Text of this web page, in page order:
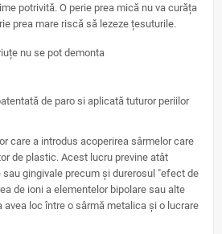
potrivită. O perie prea mică nu va curăța
prea mare riscă să lezeze țesuturile.
nu se pot demonta
de paro si aplicată tuturor periilor
care a introdus acoperirea sârmelor care
de plastic. Acest lucru previne atât
sau gingivale precum și durerosul "efect de
de ioni a elementelor bipolare sau alte
avea loc între o sârmă metalica și o lucrare